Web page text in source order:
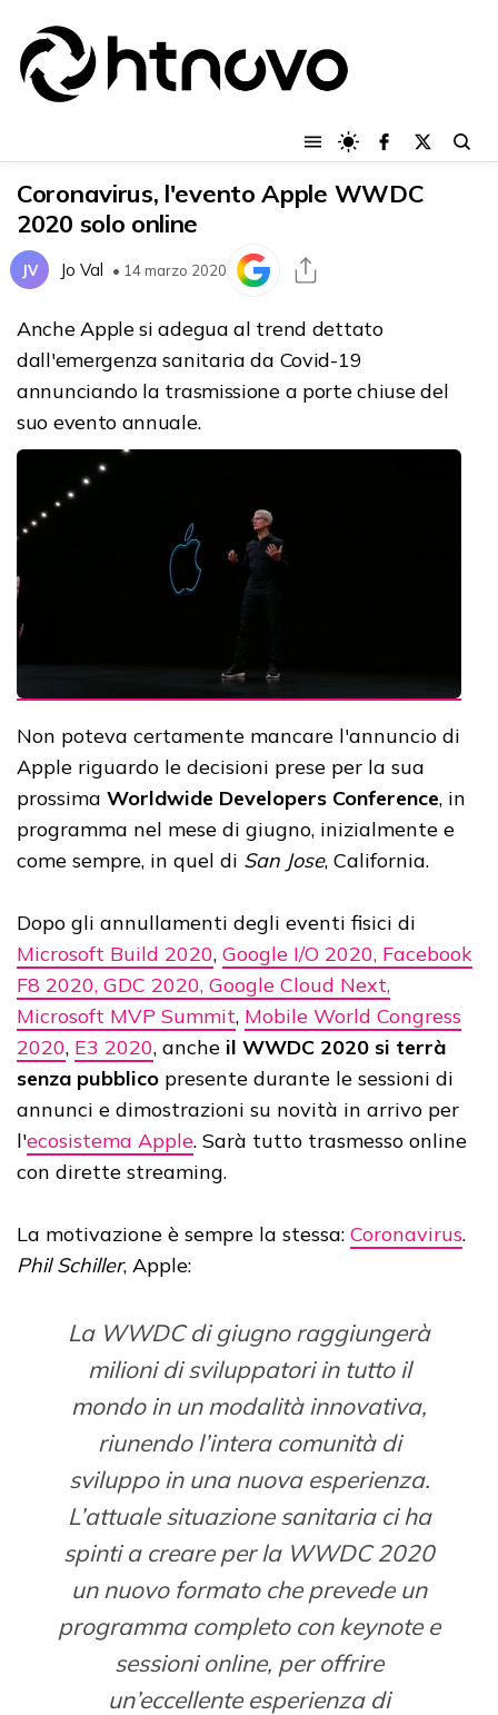
Coronavirus, l'evento Apple WWDC
2020 solo online
JV Jo Val • 14 marzo 2020
Anche Apple si adegua al trend dettato
dall'emergenza sanitaria da Covid-19
annunciando la trasmissione a porte chiuse del
suo evento annuale.
Non poteva certamente mancare l'annuncio di
Apple riguardo le decisioni prese per la sua
prossima Worldwide Developers Conference, in
programma nel mese di giugno, inizialmente e
come sempre, in quel di San Jose, California.
Dopo gli annullamenti degli eventi fisici di
Microsoft Build 2020, Google I/O 2020, Facebook
F8 2020, GDC 2020, Google Cloud Next,
Microsoft MVP Summit, Mobile World Congress
2020, E3 2020, anche il WWDC 2020 si terrà
senza pubblico presente durante le sessioni di
annunci e dimostrazioni su novità in arrivo per
l'ecosistema Apple. Sarà tutto trasmesso online
con dirette streaming.
La motivazione è sempre la stessa: Coronavirus.
Phil Schiller, Apple:
La WWDC di giugno raggiungerà
milioni di sviluppatori in tutto il
mondo in un modalità innovativa,
riunendo l’intera comunità di
sviluppo in una nuova esperienza.
L’attuale situazione sanitaria ci ha
spinti a creare per la WWDC 2020
un nuovo formato che prevede un
programma completo con keynote e
sessioni online, per offrire
un’eccellente esperienza di